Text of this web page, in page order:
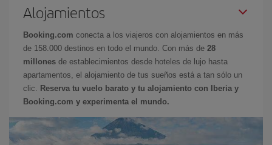
Alojamientos
Booking.com conecta a los viajeros con alojamientos en más
de 158.000 destinos en todo el mundo. Con más de 28
millones de establecimientos desde hoteles de lujo hasta
apartamentos, el alojamiento de tus sueños está a tan sólo un
clic.
Reserva tu vuelo barato y tu alojamiento con Iberia y
Booking.com y experimenta el mundo.